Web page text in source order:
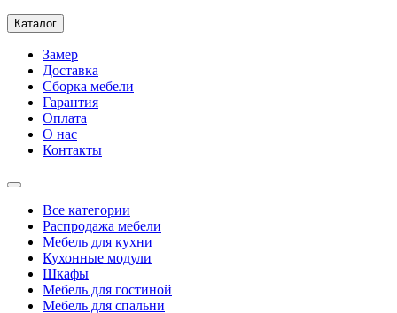
Каталог
Замер
Доставка
Сборка мебели
Гарантия
Оплата
О нас
Контакты
Все категории
Распродажа мебели
Мебель для кухни
Кухонные модули
Шкафы
Мебель для гостиной
Мебель для спальни